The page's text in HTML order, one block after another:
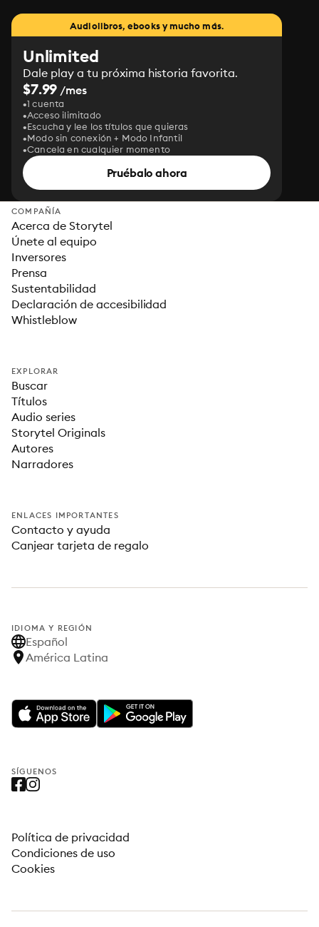
Audiolibros, ebooks y mucho más.
Unlimited
Dale play a tu próxima historia favorita.
$7.99 /mes
1 cuenta
Acceso ilimitado
Escucha y lee los títulos que quieras
Modo sin conexión + Modo Infantil
Cancela en cualquier momento
Pruébalo ahora
COMPAÑÍA
Acerca de Storytel
Únete al equipo
Inversores
Prensa
Sustentabilidad
Declaración de accesibilidad
Whistleblow
EXPLORAR
Buscar
Títulos
Audio series
Storytel Originals
Autores
Narradores
ENLACES IMPORTANTES
Contacto y ayuda
Canjear tarjeta de regalo
IDIOMA Y REGIÓN
Español
América Latina
SÍGUENOS
Política de privacidad
Condiciones de uso
Cookies